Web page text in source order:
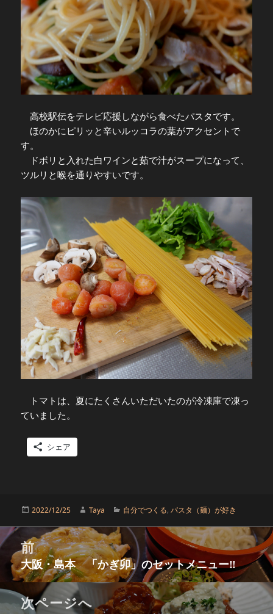
高校駅伝をテレビ応援しながら食べたパスタです。
ほのかにピリッと辛いルッコラの葉がアクセントで
す。
ドボリと入れた白ワインと茹で汁がスープになって、
ツルリと喉を通りやすいです。
トマトは、夏にたくさんいただいたのが冷凍庫で凍っ
ていました。
シェア
投
2022/12/25
作
者
Taya
カ
ゴ
リ
ー
自分でつくる,パスタ（麺）が好き
投
稿
ゲ
ー
前
前
の
投
稿:
大阪・島本 「かぎ卯」のセットメニュー‼
次ページへ